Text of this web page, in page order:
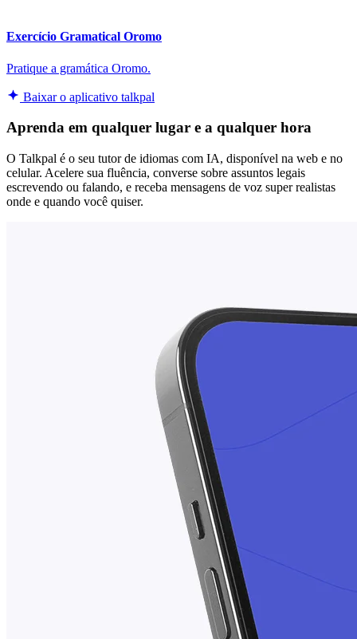
Exercício Gramatical Oromo
Pratique a gramática Oromo.
Baixar o aplicativo talkpal
Aprenda em qualquer lugar e a qualquer hora
O Talkpal é o seu tutor de idiomas com IA, disponível na web e no
celular. Acelere sua fluência, converse sobre assuntos legais
escrevendo ou falando, e receba mensagens de voz super realistas
onde e quando você quiser.